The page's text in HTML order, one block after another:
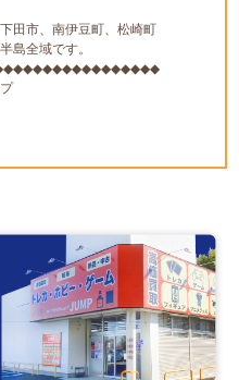
田市、南伊豆町、松崎町
島全域です。